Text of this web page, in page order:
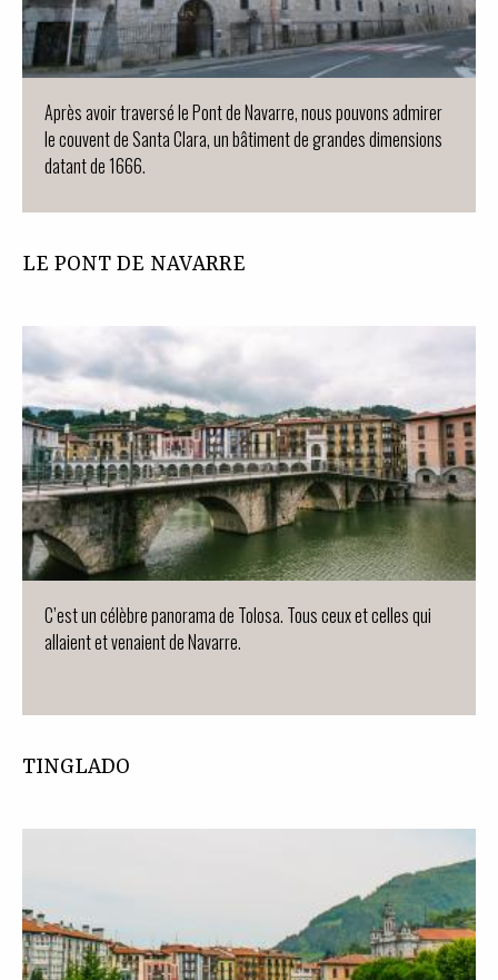
Après avoir traversé le Pont de Navarre, nous pouvons admirer
le couvent de Santa Clara, un bâtiment de grandes dimensions
datant de 1666.
LE PONT DE NAVARRE
C’est un célèbre panorama de Tolosa. Tous ceux et celles qui
allaient et venaient de Navarre.
TINGLADO